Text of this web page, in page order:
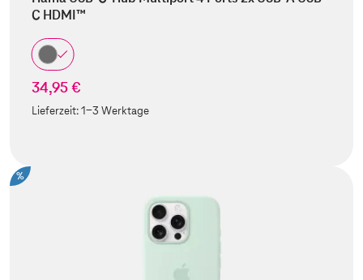
C HDMI™
34,95 €
Lieferzeit:1-3 Werktage
%